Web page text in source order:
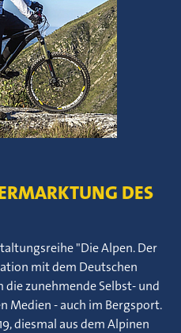
DES
"Die Alpen. Der
mit dem Deutschen
die zunehmende Selbst- und
Medien - auch im Bergsport.
diesmal aus dem Alpinen